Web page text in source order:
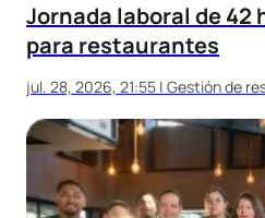
Jornada laboral de 42
para restaurantes
jul. 28, 2026, 21:55 | Gestión de